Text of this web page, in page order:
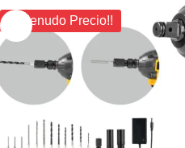
¡¡ Menudo Precio!!